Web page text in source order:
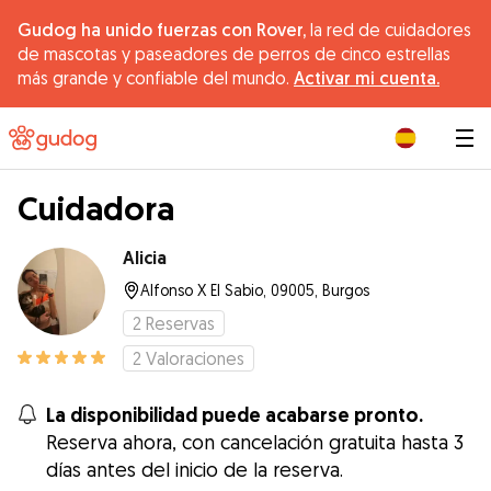
Gudog ha unido fuerzas con Rover, la red de cuidadores
de mascotas y paseadores de perros de cinco estrellas
más grande y confiable del mundo. Activar mi cuenta.
Cuidadora
Alicia
Alfonso X El Sabio, 09005, Burgos
2 Reservas
2 Valoraciones
La disponibilidad puede acabarse pronto.
Reserva ahora, con cancelación gratuita hasta 3
días antes del inicio de la reserva.